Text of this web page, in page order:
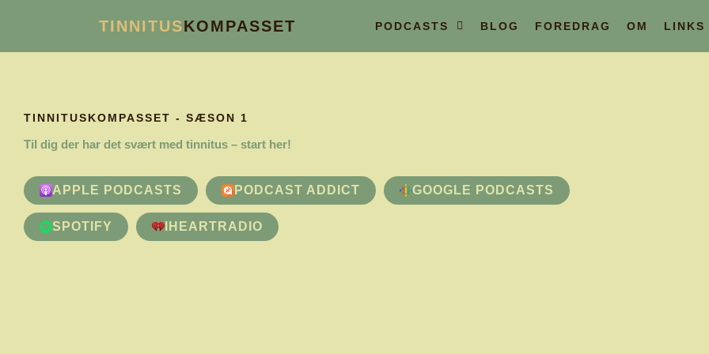
indholdet
TINNITUSKOMPASSET PODCASTS BLOG FOREDRAG OM LINKS
TINNITUSKOMPASSET - SÆSON 1
Til dig der har det svært med tinnitus – start her!
APPLE PODCASTS PODCAST ADDICT GOOGLE PODCASTS
SPOTIFY IHEARTRADIO